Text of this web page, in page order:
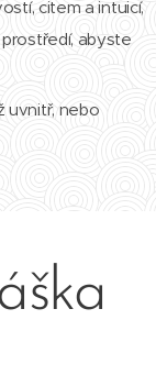
citem a intuicí,
abyste
uvnitř, nebo